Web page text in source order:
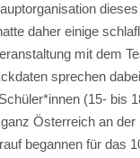
daher einige
mit dem
sprechen
(15- bis
Österreich an
begannen für das